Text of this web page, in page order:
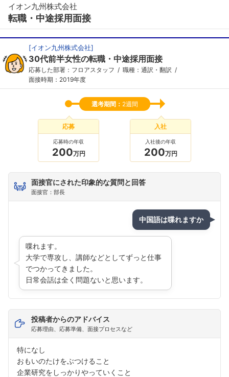
イオン九州株式会社
転職・中途採用面接
[イオン九州株式会社]
30代前半女性の転職・中途採用面接
応募した部署：フロアスタッフ
職種：通訳・翻訳
面接時期：2019年度
選考期間： 2週間
応募
応募時の年収
200万円
入社
入社後の年収
200万円
面接官にされた印象的な質問と回答
面接官：部長
中国語は喋れますか
喋れます。
大学で専攻し、講師などとしてずっと仕事
でつかってきました。
日常会話は全く問題ないと思います。
投稿者からのアドバイス
応募理由、応募準備、面接プロセスなど
特になし
おもいのたけをぶつけること
企業研究をしっかりやっていくこと